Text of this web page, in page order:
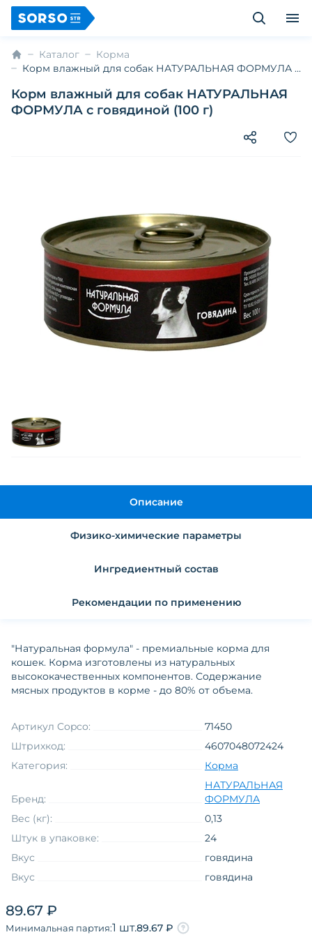
Каталог
Корма
Корм влажный для собак НАТУРАЛЬНАЯ ФОРМУЛА с
Корм влажный для собак НАТУРАЛЬНАЯ
ФОРМУЛА с говядиной (100 г)
89.67 ₽
Минимальная партия:1 шт.89.67 ₽
Описание
Физико-химические параметры
Ингредиентный состав
Рекомендации по применению
"Натуральная формула" - премиальные корма для
кошек. Корма изготовлены из натуральных
высококачественных компонентов. Содержание
мясных продуктов в корме - до 80% от объема.
Артикул Copco:
71450
Штрихкод:
4607048072424
Категория:
Корма
Бренд:
НАТУРАЛЬНАЯ
ФОРМУЛА
Вес (кг):
0,13
Штук в упаковке:
24
Вкус
говядина
Вкус
говядина
Функциональные свойства